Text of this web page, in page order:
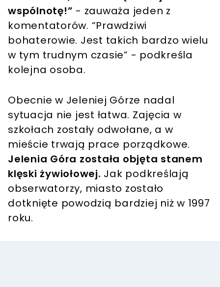
wspólnotę!” - zauważa jeden z
komentatorów. “Prawdziwi
bohaterowie. Jest takich bardzo wielu
w tym trudnym czasie” - podkreśla
kolejna osoba.
Obecnie w Jeleniej Górze nadal
sytuacja nie jest łatwa. Zajęcia w
szkołach zostały odwołane, a w
mieście trwają prace porządkowe.
Jelenia Góra została objęta stanem
klęski żywiołowej. Jak podkreślają
obserwatorzy, miasto zostało
dotknięte powodzią bardziej niż w 1997
roku.